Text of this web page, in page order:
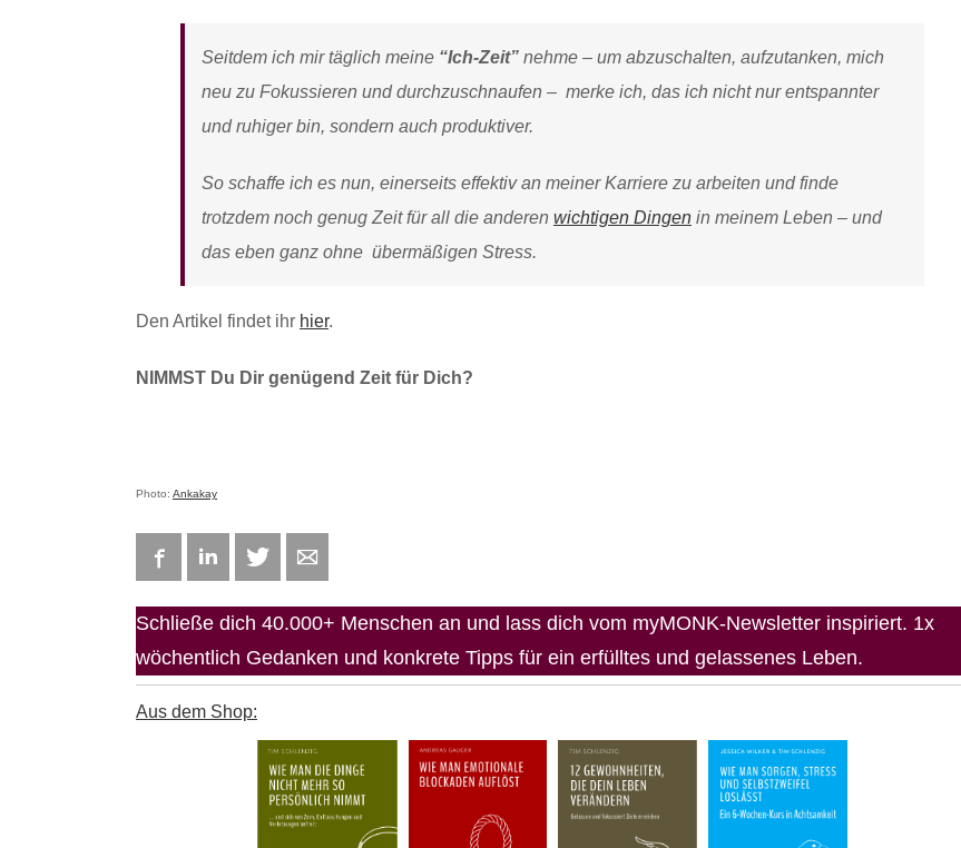
Seitdem ich mir täglich meine “Ich-Zeit” nehme – um abzuschalten, aufzutanken, mich
neu zu Fokussieren und durchzuschnaufen – merke ich, das ich nicht nur entspannter
und ruhiger bin, sondern auch produktiver.
So schaffe ich es nun, einerseits effektiv an meiner Karriere zu arbeiten und finde
trotzdem noch genug Zeit für all die anderen wichtigen Dingen in meinem Leben – und
das eben ganz ohne übermäßigen Stress.
Den Artikel findet ihr hier.
NIMMST Du Dir genügend Zeit für Dich?
Photo: Ankakay
FacebookLinkedIn Twitter
Schließe dich 40.000+ Menschen an und lass dich vom myMONK-Newsletter inspiriert. 1x
wöchentlich Gedanken und konkrete Tipps für ein erfülltes und gelassenes Leben.
Aus dem Shop: